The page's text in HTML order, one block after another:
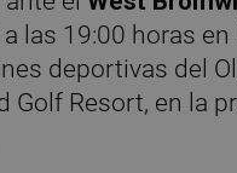
las 19:00 horas en
deportivas del
Golf Resort, en la